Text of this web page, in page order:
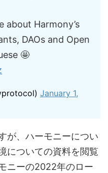
about Harmony’s
DAOs and Open
🤩
January 1,
が、ハーモニーについ
についての資料を閲覧
ニーの2022年のロー